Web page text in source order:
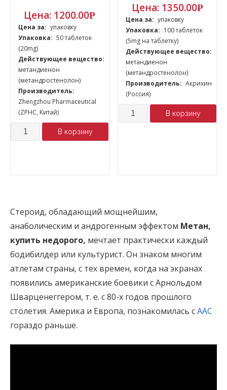
Цена: 1200.00Р
Цена за: упаковку
Упаковка: 50 таблеток
(20mg)
Действующее вещество:
метандиенон
(метандростенолон)
Производитель:
Zhengzhou Pharmaceutical
(ZPHC, Китай)
Количество В корзину
Цена: 1350.00Р
Цена за: упаковку
Упаковка: 100 таблеток
(5mg на таблетку)
Действующее вещество:
метандиенон
(метандростенолон)
Производитель: Акрихин
(Россия)
Количество В корзину
Стероид, обладающий мощнейшим,
анаболическим и андрогенным эффектом Метан,
купить недорого, мечтает практически каждый
бодибилдер или культурист. Он знаком многим
атлетам страны, с тех времен, когда на экранах
появились американские боевики с Арнольдом
Шварценеггером, т. е. с 80-х годов прошлого
столетия. Америка и Европа, познакомилась сААС
гораздо раньше.